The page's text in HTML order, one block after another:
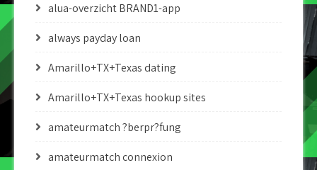
alua-overzicht BRAND1-app
always payday loan
Amarillo+TX+Texas dating
Amarillo+TX+Texas hookup sites
amateurmatch ?berpr?fung
amateurmatch connexion